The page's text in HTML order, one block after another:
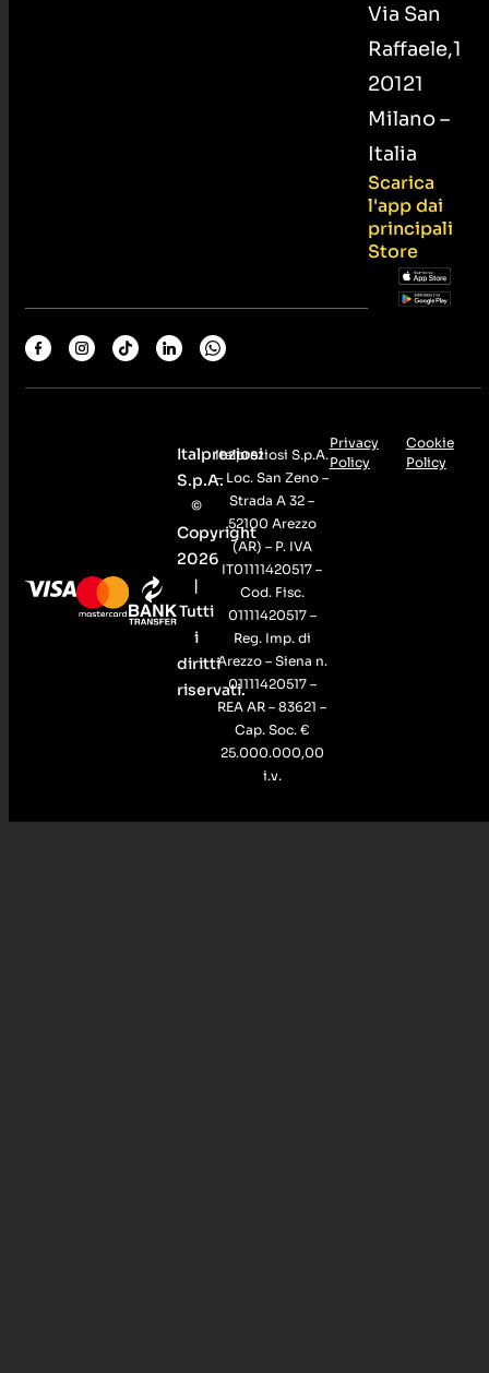
Via San
Raffaele,1
20121
Milano –
Italia
Scarica
l'app dai
principali
Store
Italpreziosi
S.p.A.
©
Copyright
2026
|
Tutti
i
diritti
riservati.
Italpreziosi S.p.A.
– Loc. San Zeno –
Strada A 32 –
52100 Arezzo
(AR) – P. IVA
IT01111420517 –
Cod. Fisc.
01111420517 –
Reg. Imp. di
Arezzo – Siena n.
01111420517 –
REA AR – 83621 –
Cap. Soc. €
25.000.000,00
i.v.
Privacy
Policy
Cookie
Policy